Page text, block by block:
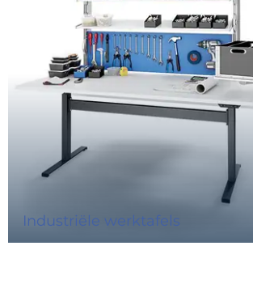
Industriële werktafels